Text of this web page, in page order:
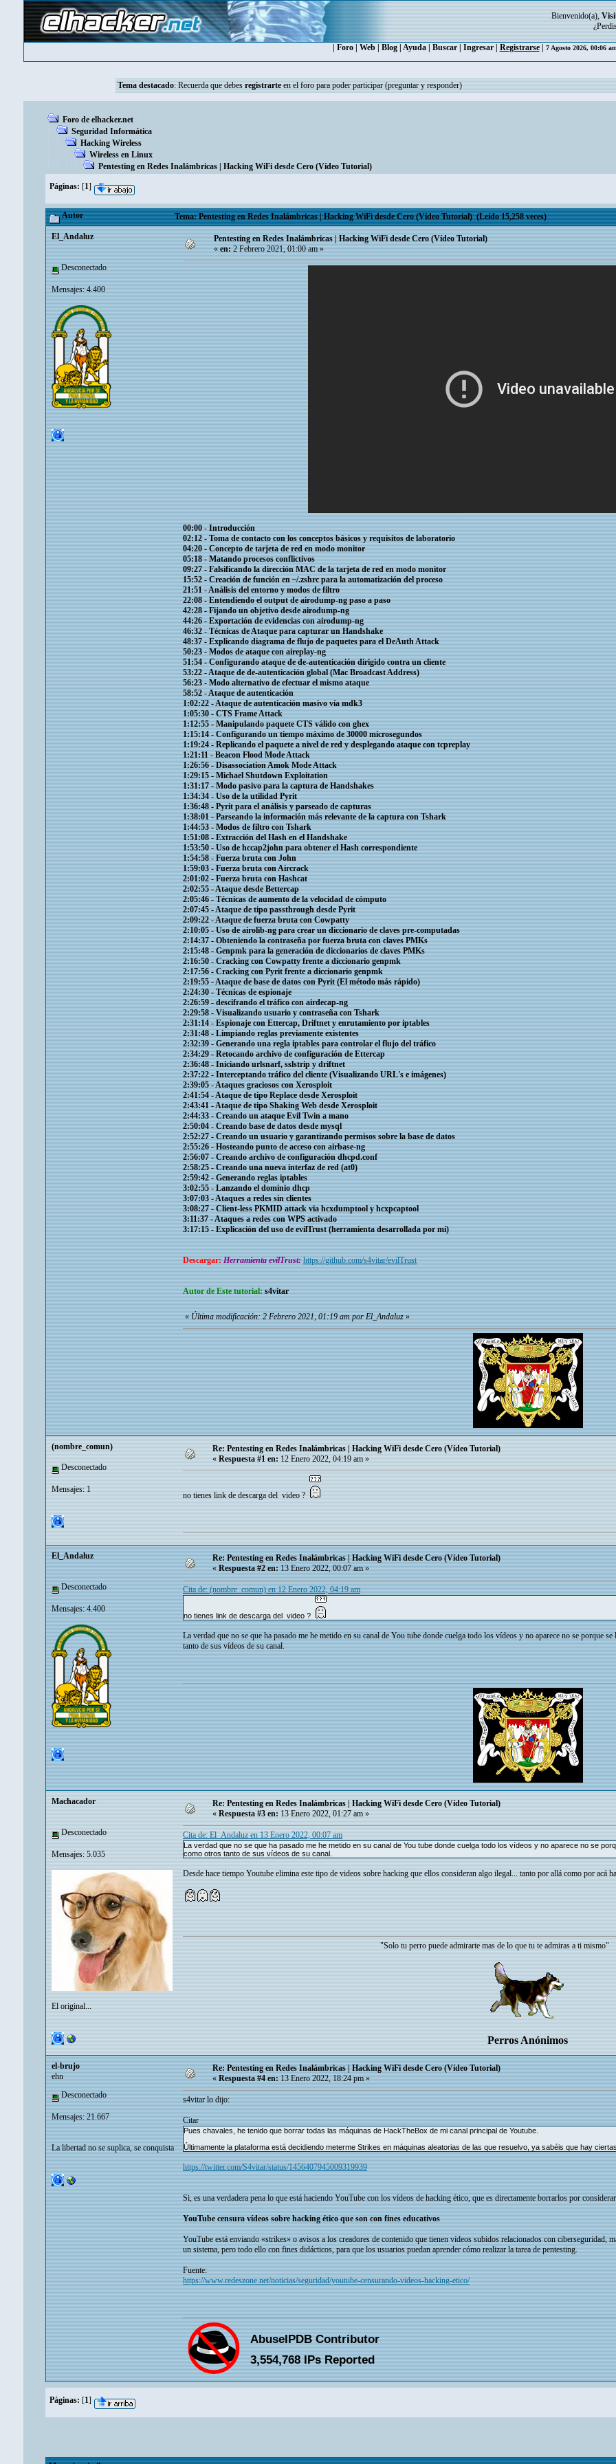
Bienvenido(a),
Foro| Web| Blog| Ayuda| Buscar| Ingresar| Registrarse| 7 Agosto 2026, 00:06
Tema destacado: Recuerda que debes registrarte en el foro para poder participar (preguntar y responder)
Foro de elhacker.net
Seguridad Informática
Hacking Wireless
Wireless en Linux
Pentesting en Redes Inalámbricas | Hacking WiFi desde Cero (Vídeo Tutorial)
Páginas: [1]
Autor Tema: Pentesting en Redes Inalámbricas | Hacking WiFi desde Cero (Vídeo Tutorial) (Leído 15,258 veces)
El_Andaluz
Desconectado
Mensajes: 4.400
Pentesting en Redes Inalámbricas | Hacking WiFi desde Cero (Vídeo Tutorial)
«en:2 Febrero 2021, 01:00 am »
00:00​ - Introducción
02:12​ - Toma de contacto con los conceptos básicos y requisitos de laboratorio
04:20​ - Concepto de tarjeta de red en modo monitor
05:18​ - Matando procesos conflictivos
09:27​ - Falsificando la dirección MAC de la tarjeta de red en modo monitor
15:52​ - Creación de función en ~/.zshrc para la automatización del proceso
21:51​ - Análisis del entorno y modos de filtro
22:08​ - Entendiendo el output de airodump-ng paso a paso
42:28​ - Fijando un objetivo desde airodump-ng
44:26​ - Exportación de evidencias con airodump-ng
46:32​ - Técnicas de Ataque para capturar un Handshake
48:37​ - Explicando diagrama de flujo de paquetes para el DeAuth Attack
50:23​ - Modos de ataque con aireplay-ng
51:54​ - Configurando ataque de de-autenticación dirigido contra un cliente
53:22​ - Ataque de de-autenticación global (Mac Broadcast Address)
56:23​ - Modo alternativo de efectuar el mismo ataque
58:52​ - Ataque de autenticación
1:02:22​ - Ataque de autenticación masivo vía mdk3
1:05:30​ - CTS Frame Attack
1:12:55​ - Manipulando paquete CTS válido con ghex
1:15:14​ - Configurando un tiempo máximo de 30000 microsegundos
1:19:24​ - Replicando el paquete a nivel de red y desplegando ataque con tcpreplay
1:21:11​ - Beacon Flood Mode Attack
1:26:56​ - Disassociation Amok Mode Attack
1:29:15​ - Michael Shutdown Exploitation
1:31:17​ - Modo pasivo para la captura de Handshakes
1:34:34​ - Uso de la utilidad Pyrit
1:36:48​ - Pyrit para el análisis y parseado de capturas
1:38:01​ - Parseando la información más relevante de la captura con Tshark
1:44:53​ - Modos de filtro con Tshark
1:51:08​ - Extracción del Hash en el Handshake
1:53:50​ - Uso de hccap2john para obtener el Hash correspondiente
1:54:58​ - Fuerza bruta con John
1:59:03​ - Fuerza bruta con Aircrack
2:01:02​ - Fuerza bruta con Hashcat
2:02:55​ - Ataque desde Bettercap
2:05:46​ - Técnicas de aumento de la velocidad de cómputo
2:07:45​ - Ataque de tipo passthrough desde Pyrit
2:09:22​ - Ataque de fuerza bruta con Cowpatty
2:10:05​ - Uso de airolib-ng para crear un diccionario de claves pre-computadas
2:14:37​ - Obteniendo la contraseña por fuerza bruta con claves PMKs
2:15:48​ - Genpmk para la generación de diccionarios de claves PMKs
2:16:50​ - Cracking con Cowpatty frente a diccionario genpmk
2:17:56​ - Cracking con Pyrit frente a diccionario genpmk
2:19:55​ - Ataque de base de datos con Pyrit (El método más rápido)
2:24:30​ - Técnicas de espionaje
2:26:59​ - descifrando el tráfico con airdecap-ng
2:29:58​ - Visualizando usuario y contraseña con Tshark
2:31:14​ - Espionaje con Ettercap, Driftnet y enrutamiento por iptables
2:31:48​ - Limpiando reglas previamente existentes
2:32:39​ - Generando una regla iptables para controlar el flujo del tráfico
2:34:29​ - Retocando archivo de configuración de Ettercap
2:36:48​ - Iniciando urlsnarf, sslstrip y driftnet
2:37:22​ - Interceptando tráfico del cliente (Visualizando URL's e imágenes)
2:39:05​ - Ataques graciosos con Xerosploit
2:41:54​ - Ataque de tipo Replace desde Xerosploit
2:43:41​ - Ataque de tipo Shaking Web desde Xerosploit
2:44:33​ - Creando un ataque Evil Twin a mano
2:50:04​ - Creando base de datos desde mysql
2:52:27​ - Creando un usuario y garantizando permisos sobre la base de datos
2:55:26​ - Hosteando punto de acceso con airbase-ng
2:56:07​ - Creando archivo de configuración dhcpd.conf
2:58:25​ - Creando una nueva interfaz de red (at0)
2:59:42​ - Generando reglas iptables
3:02:55​ - Lanzando el dominio dhcp
3:07:03​ - Ataques a redes sin clientes
3:08:27​ - Client-less PKMID attack via hcxdumptool y hcxpcaptool
3:11:37​ - Ataques a redes con WPS activado
3:17:15​ - Explicación del uso de evilTrust (herramienta desarrollada por mi)
Descargar:Herramienta evilTrust: https://github.com/s4vitar/evilTrust
Autor de Este tutorial: s4vitar
«Última modificación: 2 Febrero 2021, 01:19 am por El_Andaluz»
(nombre_comun)
Desconectado
Mensajes: 1
Re: Pentesting en Redes Inalámbricas | Hacking WiFi desde Cero (Vídeo Tutorial)
« Respuesta #1 en: 12 Enero 2022, 04:19 am »
no tienes link de descarga del video ?
El_Andaluz
Desconectado
Mensajes: 4.400
Re: Pentesting en Redes Inalámbricas | Hacking WiFi desde Cero (Vídeo Tutorial)
«Respuesta #2 en:13 Enero 2022, 00:07 am »
Cita de: (nombre_comun) en 12 Enero 2022, 04:19 am
no tienes link de descarga del video ?
La verdad que no se que ha pasado me he metido en su canal de You tube donde cuelga todo los vídeos y no aparece no se porque
tanto de sus vídeos de su canal.
Machacador
Desconectado
Mensajes: 5.035
El original...
Re: Pentesting en Redes Inalámbricas | Hacking WiFi desde Cero (Vídeo Tutorial)
« Respuesta #3 en: 13 Enero 2022, 01:27 am »
Cita de: El_Andaluz en 13 Enero 2022, 00:07 am
La verdad que no se que ha pasado me he metido en su canal de You tube donde cuelga todo los vídeos y no aparece no se
como otros tanto de sus vídeos de su canal.
Desde hace tiempo Youtube elimina este tipo de videos sobre hacking que ellos consideran algo ilegal... tanto por allá como por acá
"Solo tu perro puede admirarte mas de lo que tu te admiras a ti mismo"
Perros Anónimos
el-brujo
ehn
Desconectado
Mensajes: 21.667
La libertad no se suplica, se conquista
Re: Pentesting en Redes Inalámbricas | Hacking WiFi desde Cero (Vídeo Tutorial)
«Respuesta #4 en:13 Enero 2022, 18:24 pm »
s4vitar lo dijo:
Citar
Pues chavales, he tenido que borrar todas las máquinas de HackTheBox de mi canal principal de Youtube.
Últimamente la plataforma está decidiendo meterme Strikes en máquinas aleatorias de las que resuelvo, ya sabéis que hay
https://twitter.com/S4vitar/status/1456407945009319939
Si, es una verdadera pena lo que está haciendo YouTube con los vídeos de hacking ético, que es directamente borrarlos por
YouTube censura vídeos sobre hacking ético que son con fines educativos
YouTube está enviando «strikes» o avisos a los creadores de contenido que tienen vídeos subidos relacionados con ciberseguridad,
un sistema, pero todo ello con fines didácticos, para que los usuarios puedan aprender cómo realizar la tarea de pentesting.
Fuente:
https://www.redeszone.net/noticias/seguridad/youtube-censurando-videos-hacking-etico/
Páginas: [1]